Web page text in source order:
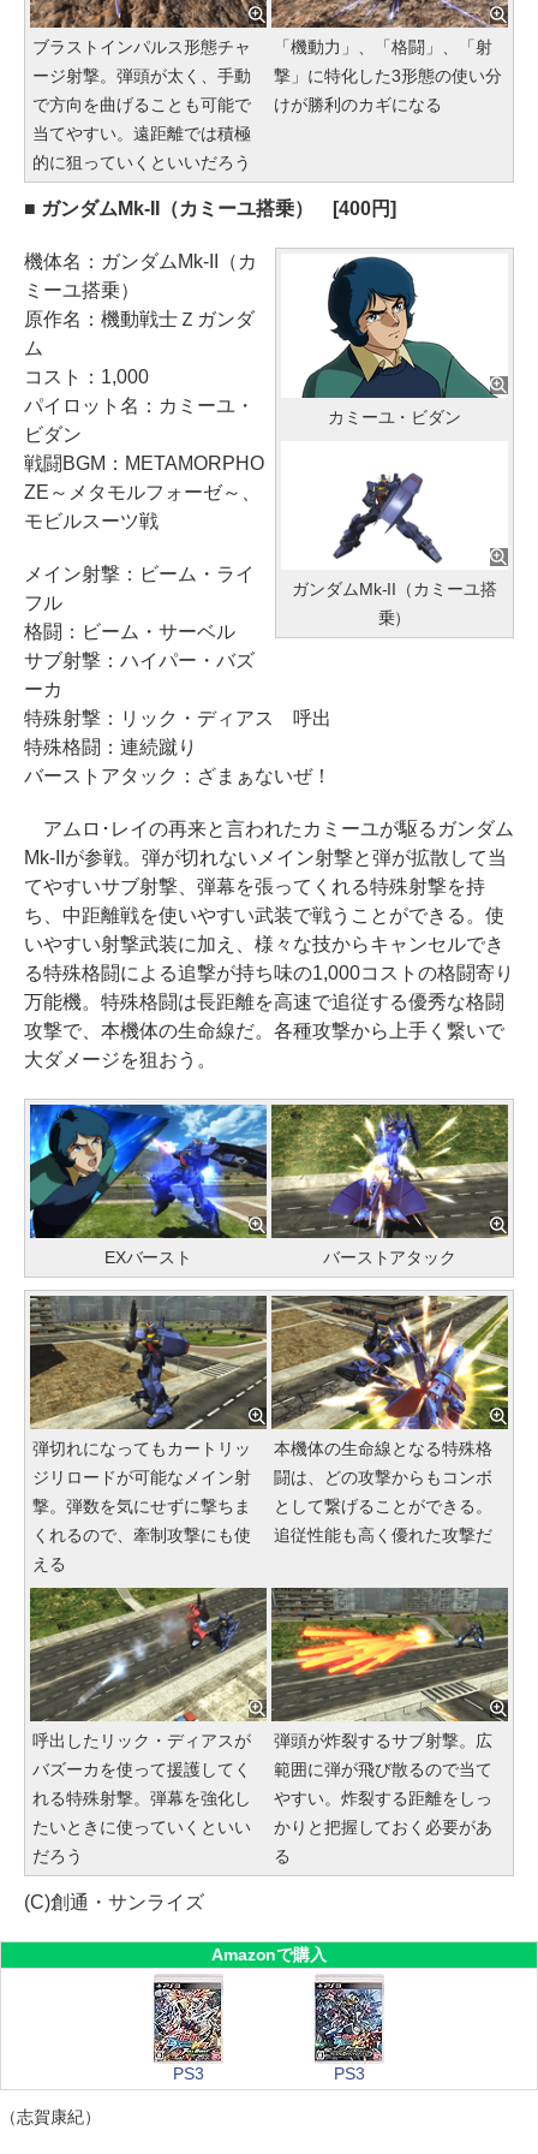
ブラストインパルス形態チャ
ージ射撃。弾頭が太く、手動
で方向を曲げることも可能で
当てやすい。遠距離では積極
的に狙っていくといいだろう
「機動力」、「格闘」、「射
撃」に特化した3形態の使い分
けが勝利のカギになる
■ ガンダムMk-II（カミーユ搭乗） [400円]
カミーユ・ビダン
ガンダムMk-II（カミーユ搭
乗）
機体名：ガンダムMk-II（カ
ミーユ搭乗）
原作名：機動戦士Ｚガンダ
ム
コスト：1,000
パイロット名：カミーユ・
ビダン
戦闘BGM：METAMORPHO
ZE～メタモルフォーゼ～、
モビルスーツ戦
メイン射撃：ビーム・ライ
フル
格闘：ビーム・サーベル
サブ射撃：ハイパー・バズ
ーカ
特殊射撃：リック・ディアス 呼出
特殊格闘：連続蹴り
バーストアタック：ざまぁないぜ！
アムロ･レイの再来と言われたカミーユが駆るガンダム
Mk-IIが参戦。弾が切れないメイン射撃と弾が拡散して当
てやすいサブ射撃、弾幕を張ってくれる特殊射撃を持
ち、中距離戦を使いやすい武装で戦うことができる。使
いやすい射撃武装に加え、様々な技からキャンセルでき
る特殊格闘による追撃が持ち味の1,000コストの格闘寄り
万能機。特殊格闘は長距離を高速で追従する優秀な格闘
攻撃で、本機体の生命線だ。各種攻撃から上手く繋いで
大ダメージを狙おう。
EXバースト バーストアタック
弾切れになってもカートリッ
ジリロードが可能なメイン射
撃。弾数を気にせずに撃ちま
くれるので、牽制攻撃にも使
える
本機体の生命線となる特殊格
闘は、どの攻撃からもコンボ
として繋げることができる。
追従性能も高く優れた攻撃だ
呼出したリック・ディアスが
バズーカを使って援護してく
れる特殊射撃。弾幕を強化し
たいときに使っていくといい
だろう
弾頭が炸裂するサブ射撃。広
範囲に弾が飛び散るので当て
やすい。炸裂する距離をしっ
かりと把握しておく必要があ
る
(C)創通・サンライズ
Amazonで購入
PS3 PS3
（志賀康紀）